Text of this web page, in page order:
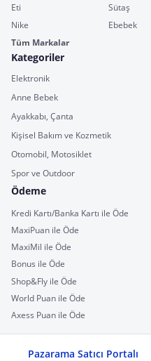
Eti
Sütaş
Nike
Ebebek
Tüm Markalar
Kategoriler
Elektronik
Anne Bebek
Ayakkabı, Çanta
Kişisel Bakım ve Kozmetik
Otomobil, Motosiklet
Spor ve Outdoor
Ödeme
Kredi Kartı/Banka Kartı ile Öde
MaxiPuan ile Öde
MaxiMil ile Öde
Bonus ile Öde
Shop&Fly ile Öde
World Puan ile Öde
Axess Puan ile Öde
Pazarama Satıcı Portalı